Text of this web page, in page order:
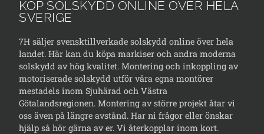
KÖP SOLSKYDD ONLINE ÖVER HELA
SVERIGE
7H säljer svensktillverkade solskydd online över hela
landet. Här kan du köpa markiser och andra moderna
solskydd av hög kvalitet. Montering och inkoppling av
motoriserade solskydd utför våra egna montörer
mestadels inom Sjuhärad och Västra
Götalandsregionen. Montering av större projekt åtar vi
oss även på längre avstånd. Har ni frågor eller önskar
hjälp så hör gärna av er. Vi återkopplar inom kort.